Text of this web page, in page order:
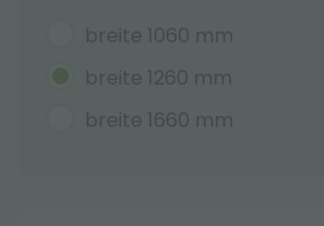
breite 1060 mm
breite 1260 mm
breite 1660 mm